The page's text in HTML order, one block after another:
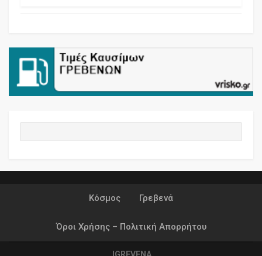
Κόσμος Γρεβενά
Όροι Χρήσης – Πολιτική Απορρήτου